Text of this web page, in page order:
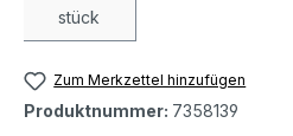
stück
Zum Merkzettel hinzufügen
Produktnummer: 7358139